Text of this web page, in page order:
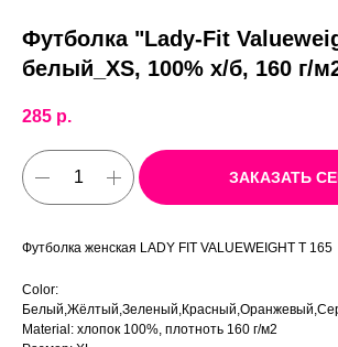
Футболка "Lady-Fit
белый_XS, 100% х/б, 160 г/
285 р.
ЗАКАЗАТЬ
Футболка женская LADY FIT VALUEWEIGHT T 165
Color:
Material: хлопок 100%, плотноть 160 г/м2